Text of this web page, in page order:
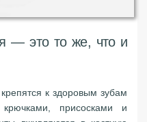
— это то же, что и
к здоровым зубам
присосками и